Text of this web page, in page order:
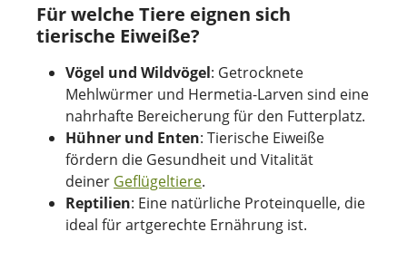
Für welche Tiere eignen sich
tierische Eiweiße?
Vögel und Wildvögel: Getrocknete
Mehlwürmer und Hermetia-Larven sind eine
nahrhafte Bereicherung für den Futterplatz.
Hühner und Enten: Tierische Eiweiße
fördern die Gesundheit und Vitalität
deiner Geflügeltiere.
Reptilien: Eine natürliche Proteinquelle, die
ideal für artgerechte Ernährung ist.